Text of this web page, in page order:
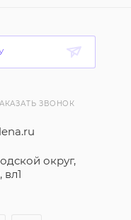
ЗВОНОК
округ,